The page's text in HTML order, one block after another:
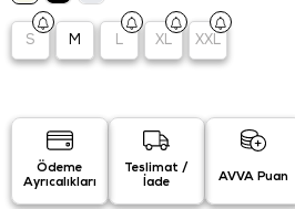
S M L XL XXL
Ödeme
Ayrıcalıkları
Teslimat /
İade
AVVA Puan